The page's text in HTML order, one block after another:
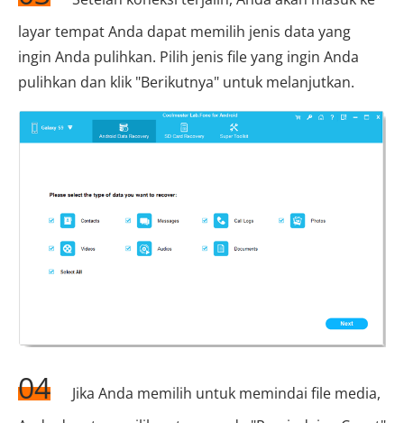
layar tempat Anda dapat memilih jenis data yang
ingin Anda pulihkan. Pilih jenis file yang ingin Anda
pulihkan dan klik "Berikutnya" untuk melanjutkan.
04
Jika Anda memilih untuk memindai file media,